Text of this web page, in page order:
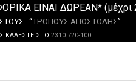
ΕΙΝΑΙ ΔΩΡΕΑΝ* (μέχρι
ΣΤΟΥΣ “ΤΡΟΠΟΥΣ ΑΠΟΣΤΟΛΗΣ”
ΚΑΛΕΣΤΕ ΣΤΟ 2310 720-100